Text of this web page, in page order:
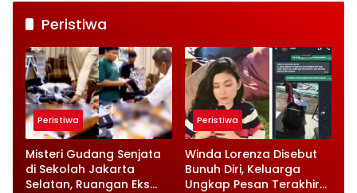
Peristiwa
Peristiwa
Misteri Gudang Senjata
di Sekolah Jakarta
Selatan, Ruangan Eks
Peristiwa
Winda Lorenza Disebut
Bunuh Diri, Keluarga
Ungkap Pesan Terakhir